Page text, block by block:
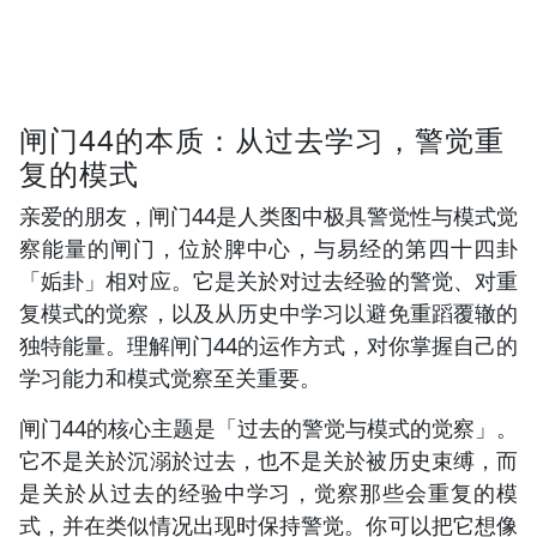
闸门44的本质：从过去学习，警觉重
复的模式
亲爱的朋友，闸门44是人类图中极具警觉性与模式觉
察能量的闸门，位於脾中心，与易经的第四十四卦
「姤卦」相对应。它是关於对过去经验的警觉、对重
复模式的觉察，以及从历史中学习以避免重蹈覆辙的
独特能量。理解闸门44的运作方式，对你掌握自己的
学习能力和模式觉察至关重要。
闸门44的核心主题是「过去的警觉与模式的觉察」。
它不是关於沉溺於过去，也不是关於被历史束缚，而
是关於从过去的经验中学习，觉察那些会重复的模
式，并在类似情况出现时保持警觉。你可以把它想像